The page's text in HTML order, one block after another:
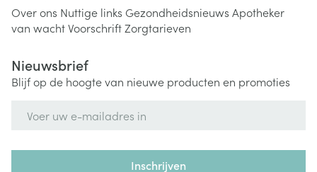
Over ons Nuttige links Gezondheidsnieuws Apotheker
van wachtVoorschriftZorgtarieven
Nieuwsbrief
Blijf op de hoogte van nieuwe producten en promoties
Inschrijven